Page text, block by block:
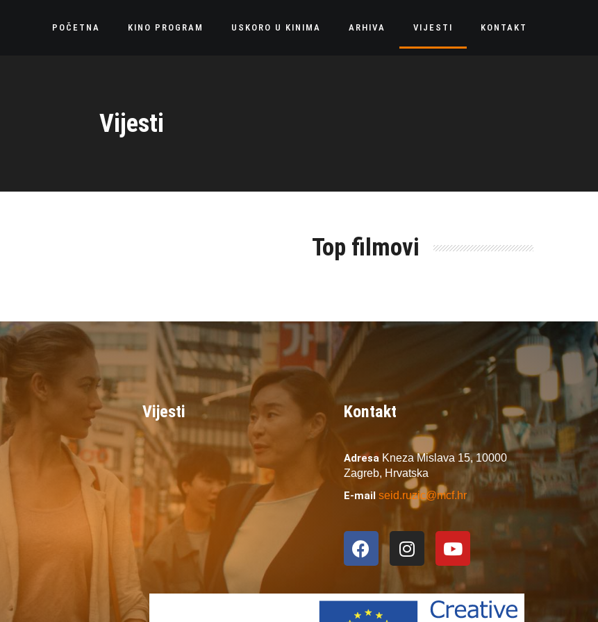
POČETNA KINO PROGRAM USKORO U KINIMA ARHIVA VIJESTI KONTAKT
Vijesti
Top filmovi
Vijesti Kontakt
Adresa Kneza Mislava 15,10000
Zagreb, Hrvatska
E-mail seid.ruzic@mcf.hr